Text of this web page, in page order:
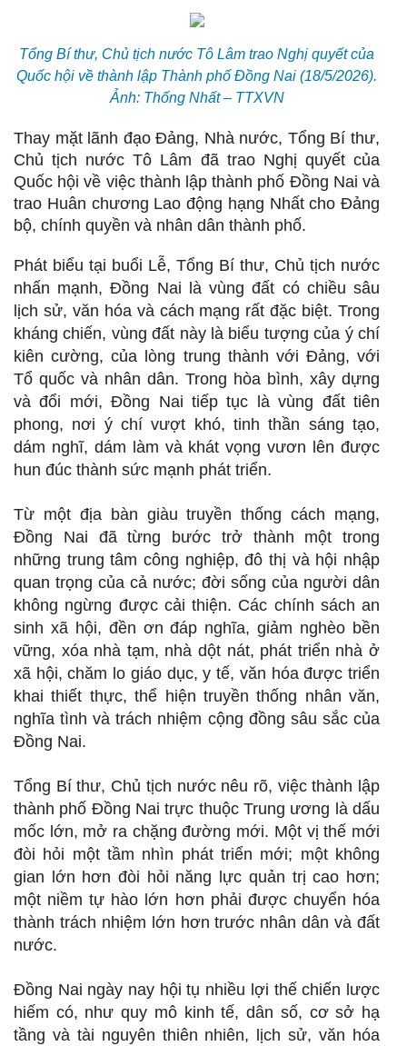
Tổng Bí thư, Chủ tịch nước Tô Lâm trao Nghị quyết của
Quốc hội về thành lập Thành phố Đồng Nai (18/5/2026).
Ảnh: Thống Nhất – TTXVN
Thay mặt lãnh đạo Đảng, Nhà nước, Tổng Bí thư,
Chủ tịch nước Tô Lâm đã trao Nghị quyết của
Quốc hội về việc thành lập thành phố Đồng Nai và
trao Huân chương Lao động hạng Nhất cho Đảng
bộ, chính quyền và nhân dân thành phố.
Phát biểu tại buổi Lễ, Tổng Bí thư, Chủ tịch nước
nhấn mạnh, Đồng Nai là vùng đất có chiều sâu
lịch sử, văn hóa và cách mạng rất đặc biệt. Trong
kháng chiến, vùng đất này là biểu tượng của ý chí
kiên cường, của lòng trung thành với Đảng, với
Tổ quốc và nhân dân. Trong hòa bình, xây dựng
và đổi mới, Đồng Nai tiếp tục là vùng đất tiên
phong, nơi ý chí vượt khó, tinh thần sáng tạo,
dám nghĩ, dám làm và khát vọng vươn lên được
hun đúc thành sức mạnh phát triển.
Từ một địa bàn giàu truyền thống cách mạng,
Đồng Nai đã từng bước trở thành một trong
những trung tâm công nghiệp, đô thị và hội nhập
quan trọng của cả nước; đời sống của người dân
không ngừng được cải thiện. Các chính sách an
sinh xã hội, đền ơn đáp nghĩa, giảm nghèo bền
vững, xóa nhà tạm, nhà dột nát, phát triển nhà ở
xã hội, chăm lo giáo dục, y tế, văn hóa được triển
khai thiết thực, thể hiện truyền thống nhân văn,
nghĩa tình và trách nhiệm cộng đồng sâu sắc của
Đồng Nai.
Tổng Bí thư, Chủ tịch nước nêu rõ, việc thành lập
thành phố Đồng Nai trực thuộc Trung ương là dấu
mốc lớn, mở ra chặng đường mới. Một vị thế mới
đòi hỏi một tầm nhìn phát triển mới; một không
gian lớn hơn đòi hỏi năng lực quản trị cao hơn;
một niềm tự hào lớn hơn phải được chuyển hóa
thành trách nhiệm lớn hơn trước nhân dân và đất
nước.
Đồng Nai ngày nay hội tụ nhiều lợi thế chiến lược
hiếm có, như quy mô kinh tế, dân số, cơ sở hạ
tầng và tài nguyên thiên nhiên, lịch sử, văn hóa